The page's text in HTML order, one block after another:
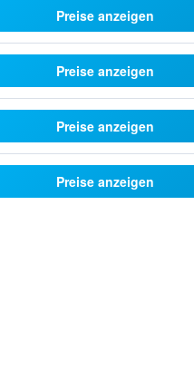
Preise anzeigen
Preise anzeigen
Preise anzeigen
Preise anzeigen